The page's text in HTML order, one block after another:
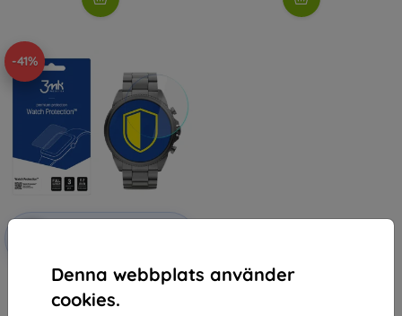
Denna webbplats använder
cookies.
-41%
Rabatt
3MK FlexibleGlass Fossil 6Gen
44mm Watch
150 kr